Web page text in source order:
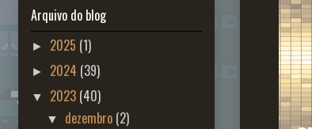
Arquivo do blog
► 2025 (1)
► 2024 (39)
▼ 2023 (40)
▼ dezembro (2)